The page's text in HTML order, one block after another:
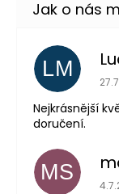
LM
Nejkrásnější
doručení.
MS